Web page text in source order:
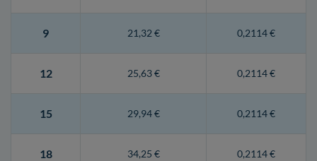
9 21,32 € 0,2114 €
12 25,63 € 0,2114 €
15 29,94 € 0,2114 €
18 34,25 € 0,2114 €